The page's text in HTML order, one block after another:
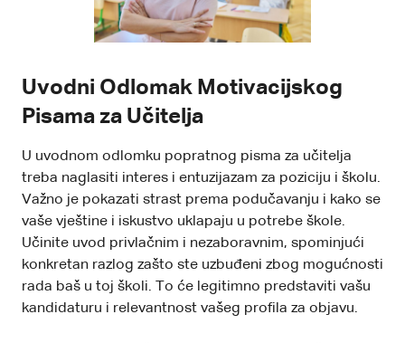
Uvodni Odlomak Motivacijskog
Pisama za Učitelja
U uvodnom odlomku popratnog pisma za učitelja
treba naglasiti interes i entuzijazam za poziciju i školu.
Važno je pokazati strast prema podučavanju i kako se
vaše vještine i iskustvo uklapaju u potrebe škole.
Učinite uvod privlačnim i nezaboravnim, spominjući
konkretan razlog zašto ste uzbuđeni zbog mogućnosti
rada baš u toj školi. To će legitimno predstaviti vašu
kandidaturu i relevantnost vašeg profila za objavu.